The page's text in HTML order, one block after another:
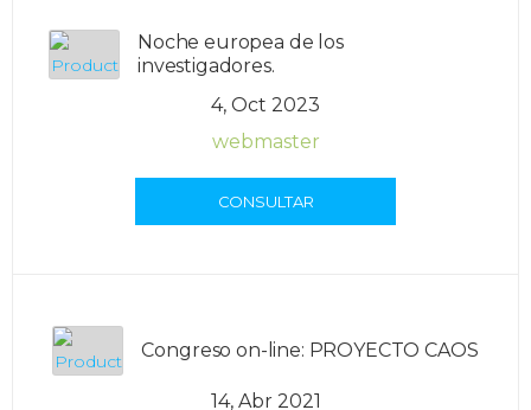
Noche europea de los
investigadores.
4, Oct 2023
webmaster
CONSULTAR
Congreso on-line: PROYECTO CAOS
14, Abr 2021